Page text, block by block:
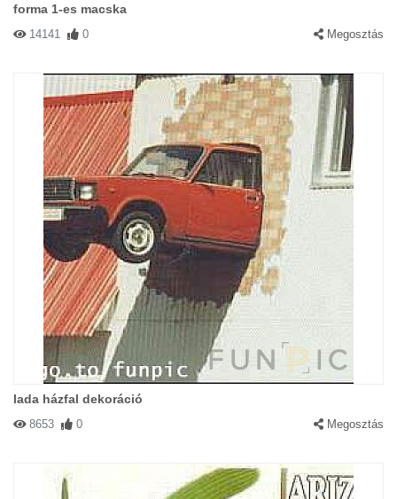
forma 1-es macska
14141 0 Megosztás
lada házfal dekoráció
8653 0 Megosztás